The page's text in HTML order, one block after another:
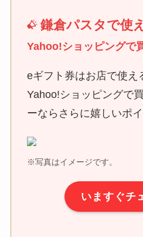
鎌倉パスタで使
Yahoo!ショッピングで
eギフト券はお店で使え
Yahoo!ショッピングで
ーならさらに嬉しいポイ
※写真はイメージです。
いますぐチ